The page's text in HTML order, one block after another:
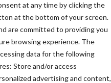
at any time by clicking the
at the bottom of your screen.
are committed to providing you
browsing experience. The
data for the following
Store and/or access
advertising and content,